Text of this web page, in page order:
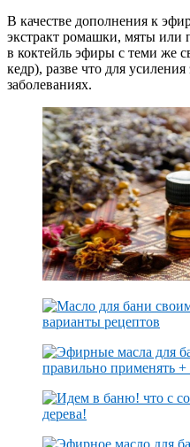
В качестве дополнения к
экстракт ромашки, мяты или
в коктейль эфиры с теми же
кедр), разве что для
заболеваниях.